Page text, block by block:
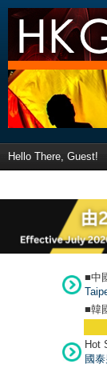
Hello There, Guest!
■中
■韓
Hot
國